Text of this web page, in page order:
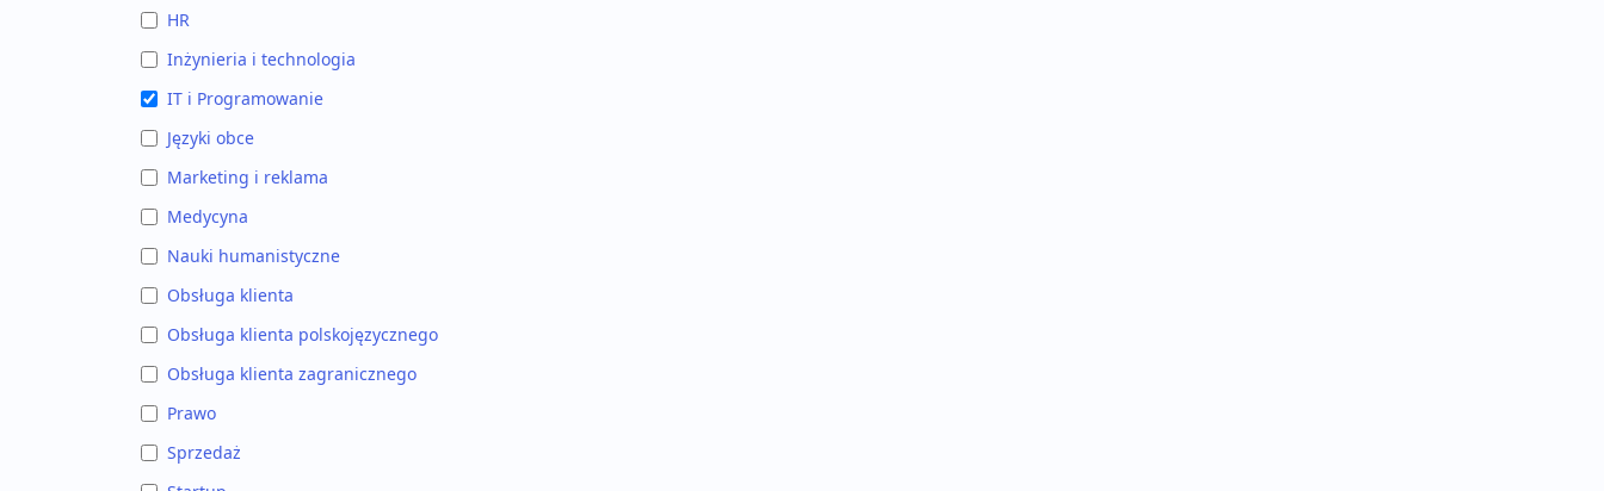
HR
Inżynieria i technologia
IT i Programowanie
Języki obce
Marketing i reklama
Medycyna
Nauki humanistyczne
Obsługa klienta
Obsługa klienta polskojęzycznego
Obsługa klienta zagranicznego
Prawo
Sprzedaż